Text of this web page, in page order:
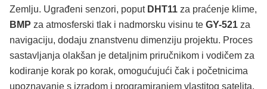
Zemlju. Ugrađeni senzori, poput DHT11 za praćenje klime,
BMP za atmosferski tlak i nadmorsku visinu te GY-521 za
navigaciju, dodaju znanstvenu dimenziju projektu. Proces
sastavljanja olakšan je detaljnim priručnikom i vodičem za
kodiranje korak po korak, omogućujući čak i početnicima
upoznavanje s izradom i programiranjem vlastitog satelita.